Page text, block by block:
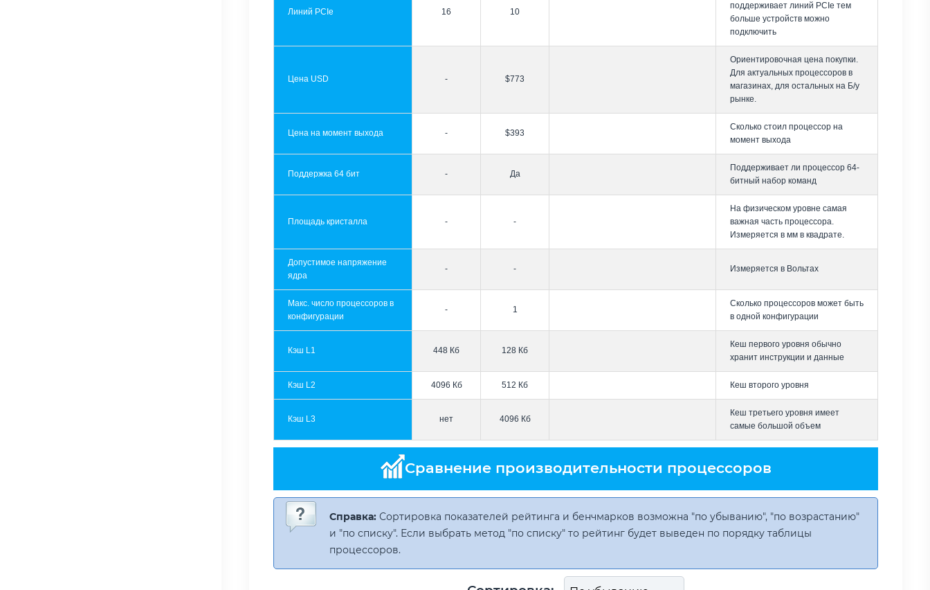
Линий PCIe 16 10
поддерживает линий PCIe тем
больше устройств можно
подключить
Цена USD - $773
Ориентировочная цена покупки.
Для актуальных процессоров в
магазинах, для остальных на Б/у
рынке.
Цена на момент выхода - $393
Сколько стоил процессор на
момент выхода
Поддержка 64 бит - Да
Поддерживает ли процессор 64-
битный набор команд
Площадь кристалла - -
На физическом уровне самая
важная часть процессора.
Измеряется в мм в квадрате.
Допустимое напряжение
ядра
- - Измеряется в Вольтах
Макс. число процессоров в
конфигурации
- 1
Сколько процессоров может быть
в одной конфигурации
Кэш L1 448 Кб 128 Кб
Кеш первого уровня обычно
хранит инструкции и данные
Кэш L2 4096 Кб 512 Кб Кеш второго уровня
Кэш L3 нет 4096 Кб
Кеш третьего уровня имеет
самые большой объем
Сравнение производительности процессоров
Справка: Сортировка показателей рейтинга и бенчмарков возможна "по убыванию", "по возрастанию"
и "по списку". Если выбрать метод "по списку" то рейтинг будет выведен по порядку таблицы
процессоров.